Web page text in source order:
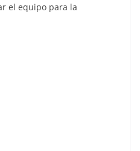
el equipo para la